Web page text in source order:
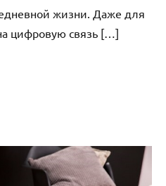
жизни. Даже для
цифровую связь […]